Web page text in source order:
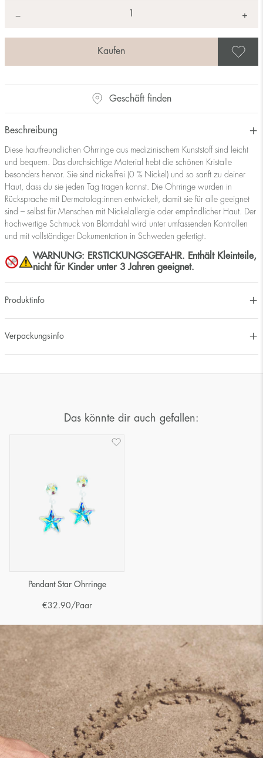
− +
Geschäft finden
Beschreibung
Diese hautfreundlichen Ohrringe aus medizinischem Kunststoff sind leicht
und bequem. Das durchsichtige Material hebt die schönen Kristalle
besonders hervor. Sie sind nickelfrei (0 % Nickel) und so sanft zu deiner
Haut, dass du sie jeden Tag tragen kannst. Die Ohrringe wurden in
Rücksprache mit Dermatolog:innen entwickelt, damit sie für alle geeignet
sind – selbst für Menschen mit Nickelallergie oder empfindlicher Haut. Der
hochwertige Schmuck von Blomdahl wird unter umfassenden Kontrollen
und mit vollständiger Dokumentation in Schweden gefertigt.
WARNUNG: ERSTICKUNGSGEFAHR. Enthält Kleinteile,
nicht für Kinder unter 3 Jahren geeignet.
Produktinfo
Verpackungsinfo
Das könnte dir auch gefallen:
Pendant Star Ohrringe
€32.90/Paar